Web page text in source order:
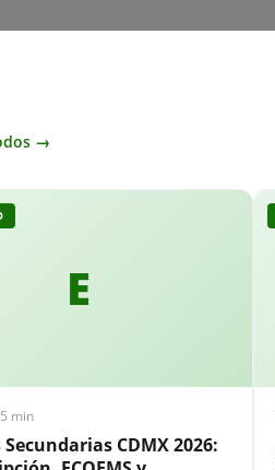
→
E
min
Secundarias CDMX 2026: